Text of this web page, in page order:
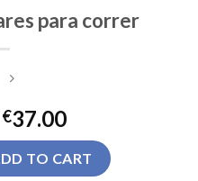
para correr
€37.00
correr quantity
TO CART